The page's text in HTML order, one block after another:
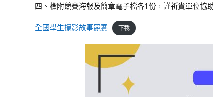
四、檢附競賽海報及簡章電子檔各1份，謹祈貴單位協
全國學生攝影故事競賽 下載